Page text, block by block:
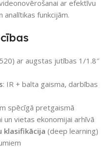
ar efektīvu
analītikas funkcijām.
ar augstas jutības 1/1.8″
: IR + balta gaisma, darbības
spēcīgā pretgaismā
un vietas ekonomijai arhīvā
klasifikācija (deep learning)